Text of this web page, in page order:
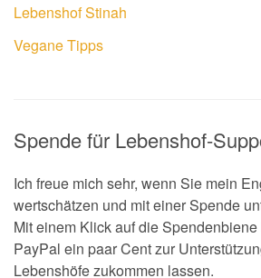
Lebenshof Stinah
Vegane Tipps
Spende für Lebenshof-
Ich freue mich sehr, wenn Sie mein
wertschätzen und mit einer Spende
Mit einem Klick auf die
PayPal ein paar Cent zur
Lebenshöfe zukommen lassen.